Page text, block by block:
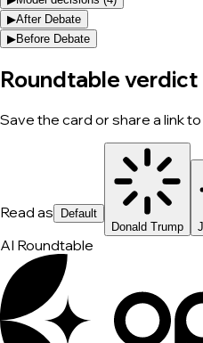
▶After Debate
▶Before Debate
Roundtable verdict
Save the card or share a link
Read as
Default
Donald Trump
AI Roundtable